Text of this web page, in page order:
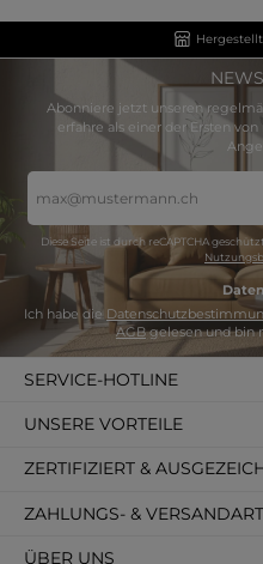
Abonniere jetzt unseren
erfahre als einer der Ersten
Mail-
Adresse
Diese Seite ist durch reCAPTCHA
Ich habe die
AGBgelesen und bin
SERVICE-HOTLINE
ZAHLUNGS- &
ÜBER UNS
ZERTIFIZIERT &
UNSERE VORTEILE